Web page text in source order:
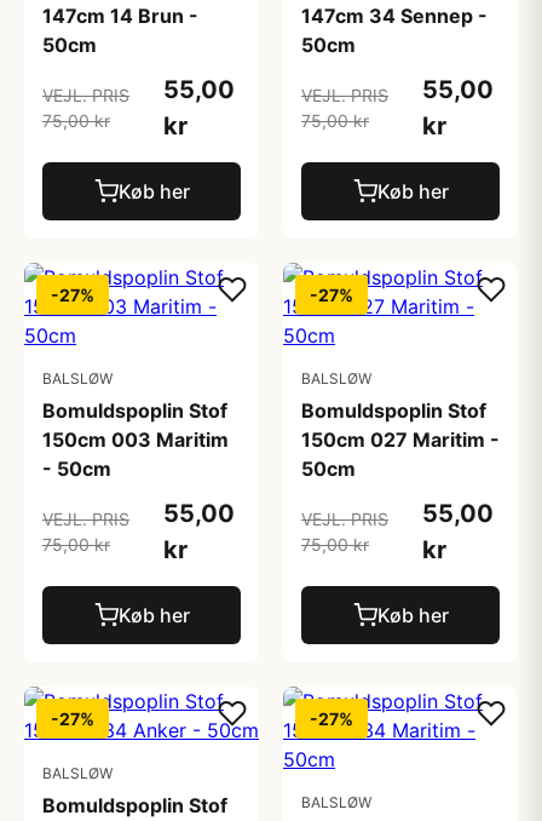
147cm 14 Brun -
50cm
VEJL. PRIS
75,00 kr
55,00
kr
Køb her
147cm 34 Sennep -
50cm
VEJL. PRIS
75,00 kr
55,00
kr
Køb her
-27%
BALSLØW
Bomuldspoplin Stof
150cm 003 Maritim
- 50cm
VEJL. PRIS
75,00 kr
55,00
kr
Køb her
-27%
BALSLØW
Bomuldspoplin Stof
150cm 027 Maritim -
50cm
VEJL. PRIS
75,00 kr
55,00
kr
Køb her
-27%
BALSLØW
Bomuldspoplin Stof
-27%
BALSLØW